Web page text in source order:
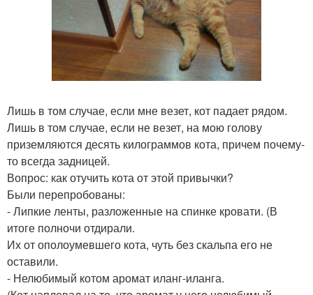
Лишь в том случае, если мне везет, кот падает рядом.
Лишь в том случае, если не везет, на мою голову
приземляются десять килограммов кота, причем почему-
то всегда задницей.
Вопрос: как отучить кота от этой привычки?
Были перепробованы:
- Липкие ленты, разложенные на спинке кровати. (В
итоге полночи отдирали.
Их от ополоумевшего кота, чуть без скальпа его не
оставили.
- Нелюбимый котом аромат иланг-иланга.